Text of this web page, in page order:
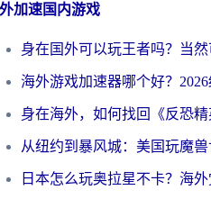
加速国内游戏